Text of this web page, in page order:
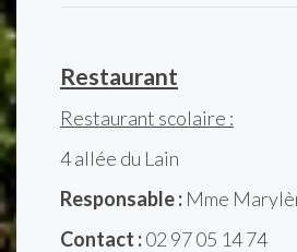
Restaurant
Restaurant scolaire :
4 allée du Lain
Responsable : Mme
Contact :02 97 05 14 74